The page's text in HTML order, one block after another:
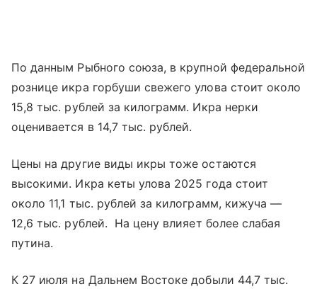
По данным Рыбного союза, в крупной федеральной
рознице икра горбуши свежего улова стоит около
15,8 тыс. рублей за килограмм. Икра нерки
оценивается в 14,7 тыс. рублей.
Цены на другие виды икры тоже остаются
высокими. Икра кеты улова 2025 года стоит
около 11,1 тыс. рублей за килограмм, кижуча —
12,6 тыс. рублей. На цену влияет более слабая
путина.
К 27 июля на Дальнем Востоке добыли 44,7 тыс.